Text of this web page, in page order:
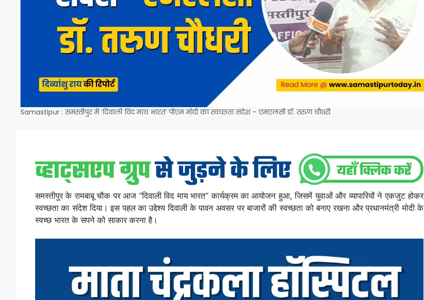
Samastipur : समस्तीपुर में ‘दिवाली विद माय भारत’ पीएम मोदी का स्वच्छता संदेश – एमएलसी डॉ. तरुण चौधरी
समस्तीपुर के रामबाबू चौक पर आज “दिवाली विद माय भारत” कार्यक्रम का आयोजन हुआ, जिसमें युवाओं और व्यापारियों ने एकजुट होकर
स्वच्छता का संदेश दिया। इस पहल का उद्देश्य दिवाली के पावन अवसर पर बाजारों की स्वच्छता को बनाए रखना और प्रधानमंत्री मोदी के
स्वच्छ भारत के सपने को साकार करना है।